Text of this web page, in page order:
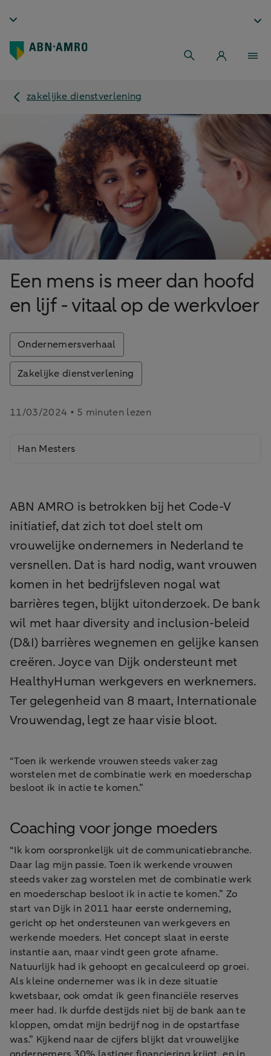
zakelijke dienstverlening
Een mens is meer dan hoofd
en lijf - vitaal op de werkvloer
Ondernemersverhaal
Zakelijke dienstverlening
11/03/2024 • 5 minuten lezen
Han Mesters
ABN AMRO is betrokken bij het Code-V
initiatief, dat zich tot doel stelt om
vrouwelijke ondernemers in Nederland te
versnellen. Dat is hard nodig, want vrouwen
komen in het bedrijfsleven nogal wat
barrières tegen, blijkt uitonderzoek. De bank
wil met haar diversity and inclusion-beleid
(D&I) barrières wegnemen en gelijke kansen
creëren. Joyce van Dijk ondersteunt met
HealthyHuman werkgevers en werknemers.
Ter gelegenheid van 8 maart, Internationale
Vrouwendag, legt ze haar visie bloot.
“Toen ik werkende vrouwen steeds vaker zag
worstelen met de combinatie werk en moederschap
besloot ik in actie te komen.”
Coaching voor jonge moeders
“Ik kom oorspronkelijk uit de communicatiebranche.
Daar lag mijn passie. Toen ik werkende vrouwen
steeds vaker zag worstelen met de combinatie werk
en moederschap besloot ik in actie te komen.” Zo
start van Dijk in 2011 haar eerste onderneming,
gericht op het ondersteunen van werkgevers en
werkende moeders. Het concept slaat in eerste
instantie aan, maar vindt geen grote afname.
Natuurlijk had ik gehoopt en gecalculeerd op groei.
Als kleine ondernemer was ik in deze situatie
kwetsbaar, ook omdat ik geen financiële reserves
meer had. Ik durfde destijds niet bij de bank aan te
kloppen, omdat mijn bedrijf nog in de opstartfase
was.” Kijkend naar de cijfers blijkt dat vrouwelijke